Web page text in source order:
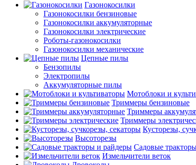
Газонокосилки
Газонокосилки бензиновые
Газонокосилки аккумуляторные
Газонокосилки электрические
Роботы-газонокосилки
Газонокосилки механические
Цепные пилы
Бензопилы
Электропилы
Аккумуляторные пилы
Мотоблоки и
Триммеры бензиновые
Триммеры
Триммеры
Кусторезы,
Высоторезы
Садовые
Измельчители веток